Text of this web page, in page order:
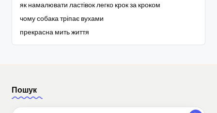
як намалювати ластівок легко крок за кроком
чому собака тріпає вухами
прекрасна мить життя
Пошук